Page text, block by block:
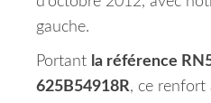
gauche.
Portant la référence
625B54918R, ce renfort